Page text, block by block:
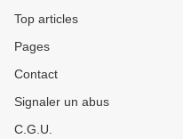
Top articles
Pages
Contact
Signaler un abus
C.G.U.